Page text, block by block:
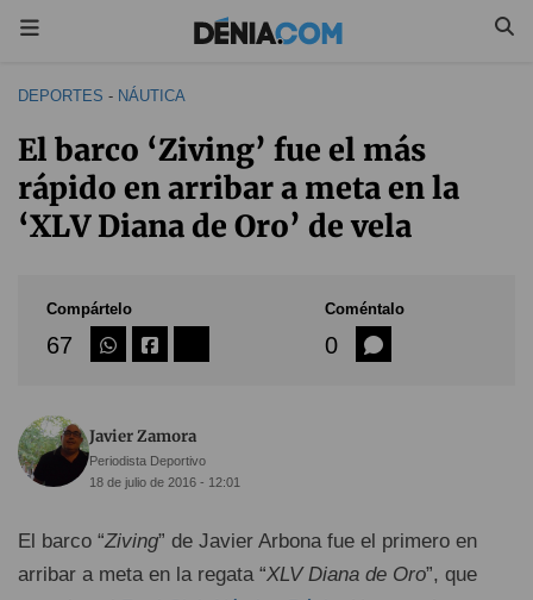
DEPORTES - NÁUTICA
El barco ‘Ziving’ fue el más
rápido en arribar a meta en la
‘XLV Diana de Oro’ de vela
Compártelo
67
Coméntalo
0
Javier Zamora
Periodista Deportivo
18 de julio de 2016 - 12:01
El barco “Ziving” de Javier Arbona fue el primero en
arribar a meta en la regata “XLV Diana de Oro”, que